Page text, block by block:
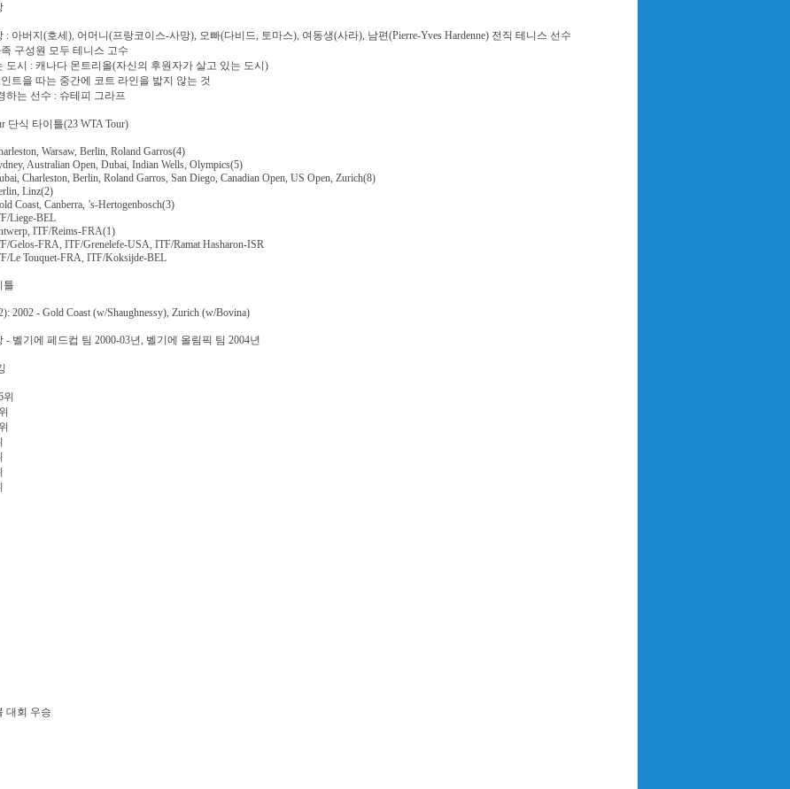
: 아버지(호세), 어머니(프랑코이스-사망), 오빠(다비드, 토마스), 여동생(사라), 남편(Pierre-Yves Hardenne) 전직 테니스 선수
구성원 모두 테니스 고수
도시 : 캐나다 몬트리올(자신의 후원자가 살고 있는 도시)
트을 따는 중간에 코트 라인을 밟지 않는 것
하는 선수 : 슈테피 그라프
단식 타이틀(23 WTA Tour)
Warsaw, Berlin, Roland Garros(4)
Australian Open, Dubai, Indian Wells, Olympics(5)
Charleston, Berlin, Roland Garros, San Diego, Canadian Open, US Open, Zurich(8)
Linz(2)
Coast, Canberra, ’s-Hertogenbosch(3)
Liege-BEL
ITF/Reims-FRA(1)
Gelos-FRA, ITF/Grenelefe-USA, ITF/Ramat Hasharon-ISR
Le Touquet-FRA, ITF/Koksijde-BEL
틀
2002 - Gold Coast (w/Shaughnessy), Zurich (w/Bovina)
- 벨기에 페드컵 팀 2000-03년, 벨기에 올림픽 팀 2004년
위
대회 우승